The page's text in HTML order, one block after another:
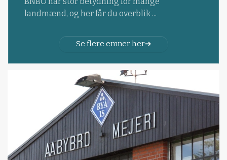
landmænd, og her får du overblik ...
Se flere emner her